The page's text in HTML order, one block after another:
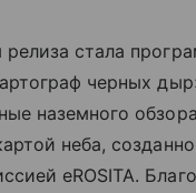
стала
черных
наземного
неба,
eROSITA.